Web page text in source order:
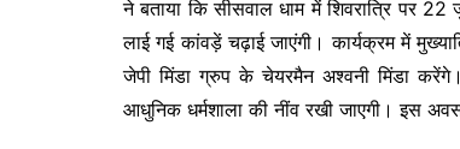
ने बताया कि सीसवाल धाम में शिवरात्रि पर
लाई गई कांवड़ें चढ़ाई जाएंगी। कार्यक्रम में
जेपी मिंडा ग्रुप के चेयरमैन अश्वनी मिंडा
आधुनिक धर्मशाला की नींव रखी जाएगी। इस